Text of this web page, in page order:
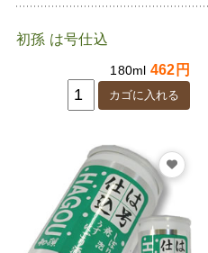
初孫 は号仕込
180ml 462円